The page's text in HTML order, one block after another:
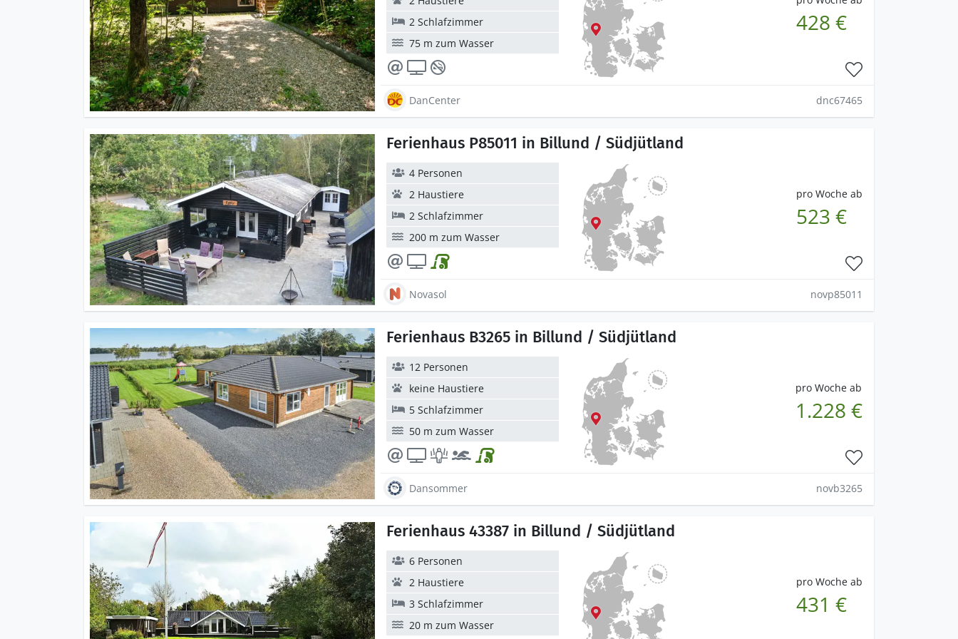
428 €
2 Schlafzimmer
75 m zum Wasser
DanCenter dnc67465
Ferienhaus P85011 in Billund / Südjütland
pro Woche ab
523 €
4 Personen
2 Haustiere
2 Schlafzimmer
200 m zum Wasser
Novasol novp85011
Ferienhaus B3265 in Billund / Südjütland
pro Woche ab
1.228 €
12 Personen
keine Haustiere
5 Schlafzimmer
50 m zum Wasser
Dansommer novb3265
Ferienhaus 43387 in Billund / Südjütland
pro Woche ab
431 €
6 Personen
2 Haustiere
3 Schlafzimmer
20 m zum Wasser